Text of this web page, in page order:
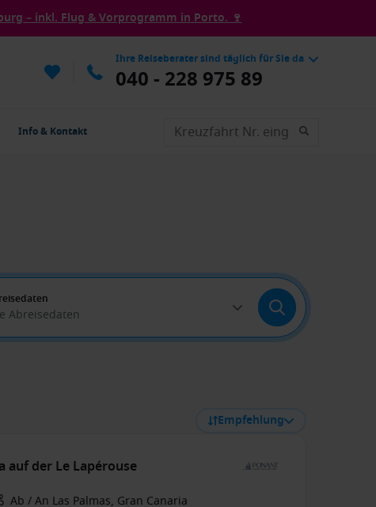
– inkl. Flug & Vorprogramm in Porto. 🍷
Ihre Reiseberater sind täglich für Sie da
040 - 228 975 89
Info & Kontakt
Abreisedaten
Empfehlung
auf der Le Lapérouse
Ab / An Las Palmas, Gran Canaria